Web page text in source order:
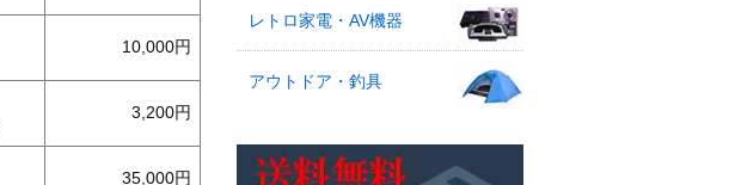
10,000
3,200
35,000
レトロ家電・AV機器
アウトドア・釣具